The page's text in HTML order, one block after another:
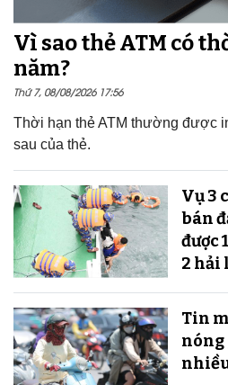
Vì sao thẻ ATM có
năm?
Thứ 7, 08/08/2026 17:56
Thời hạn thẻ ATM thường được
sau của thẻ.
Vụ 3
bán
được
2 hải
Tin
nóng